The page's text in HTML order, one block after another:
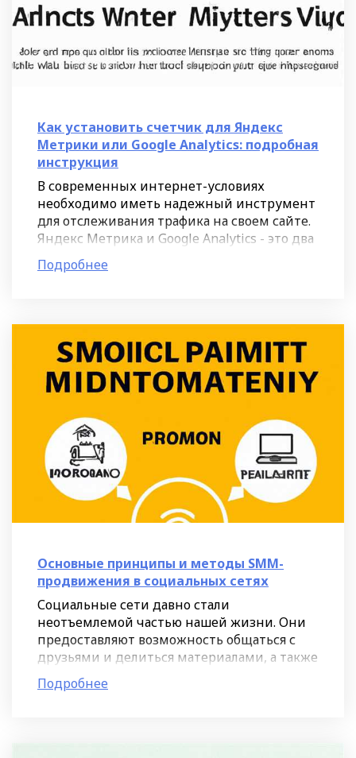
Как установить счетчик для Яндекс
Метрики или Google Analytics: подробная
инструкция
В современных интернет-условиях
необходимо иметь надежный инструмент
для отслеживания трафика на своем сайте.
Яндекс Метрика и Google Analytics - это два
из самых популярных счетчика, которые
позволяют вам получить
Подробнее
Основные принципы и методы SMM-
продвижения в социальных сетях
Социальные сети давно стали
неотъемлемой частью нашей жизни. Они
предоставляют возможность общаться с
друзьями и делиться материалами, а также
являются площадкой для коммуникации и
рекламы для многих компаний.
Подробнее